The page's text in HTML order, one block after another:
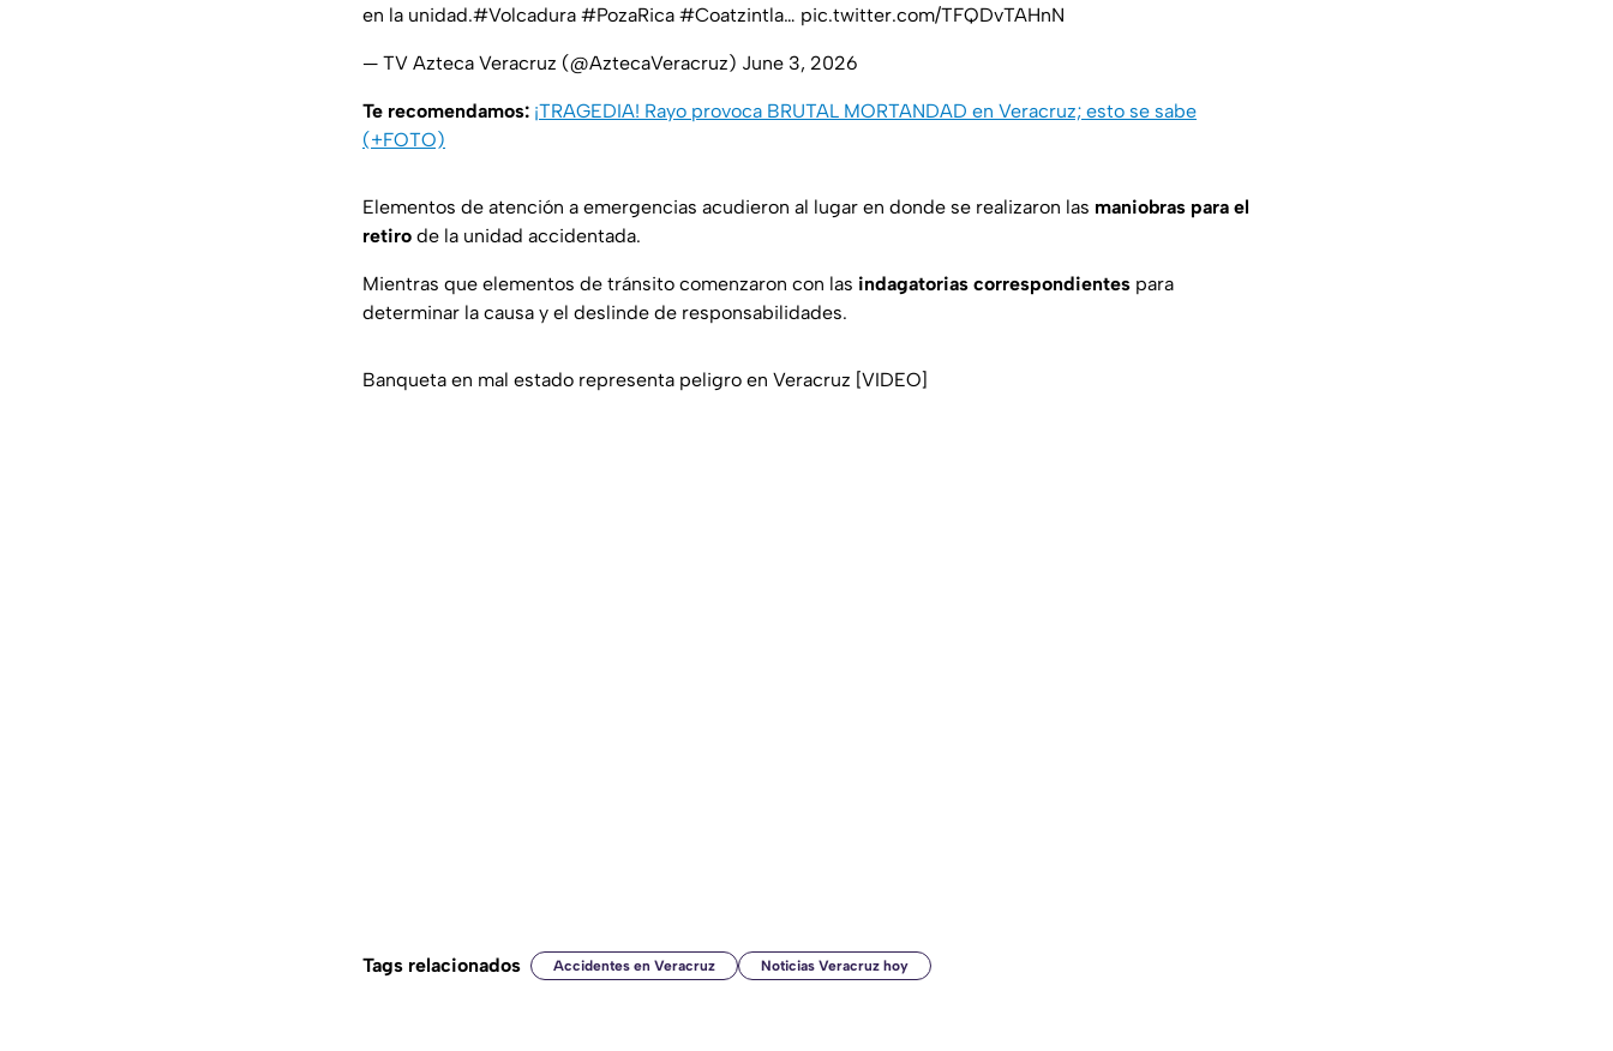
en la unidad.#Volcadura #PozaRica #Coatzintla… pic.twitter.com/TFQDvTAHnN
— TV Azteca Veracruz (@AztecaVeracruz) June 3, 2026
Te recomendamos: ¡TRAGEDIA! Rayo provoca BRUTAL MORTANDAD en Veracruz; esto se sabe
(+FOTO)
Elementos de atención a emergencias acudieron al lugar en donde se realizaron las maniobras para el
retiro de la unidad accidentada.
Mientras que elementos de tránsito comenzaron con las indagatorias correspondientes para
determinar la causa y el deslinde de responsabilidades.
Banqueta en mal estado representa peligro en Veracruz [VIDEO]
Tags relacionados Accidentes en Veracruz Noticias Veracruz hoy